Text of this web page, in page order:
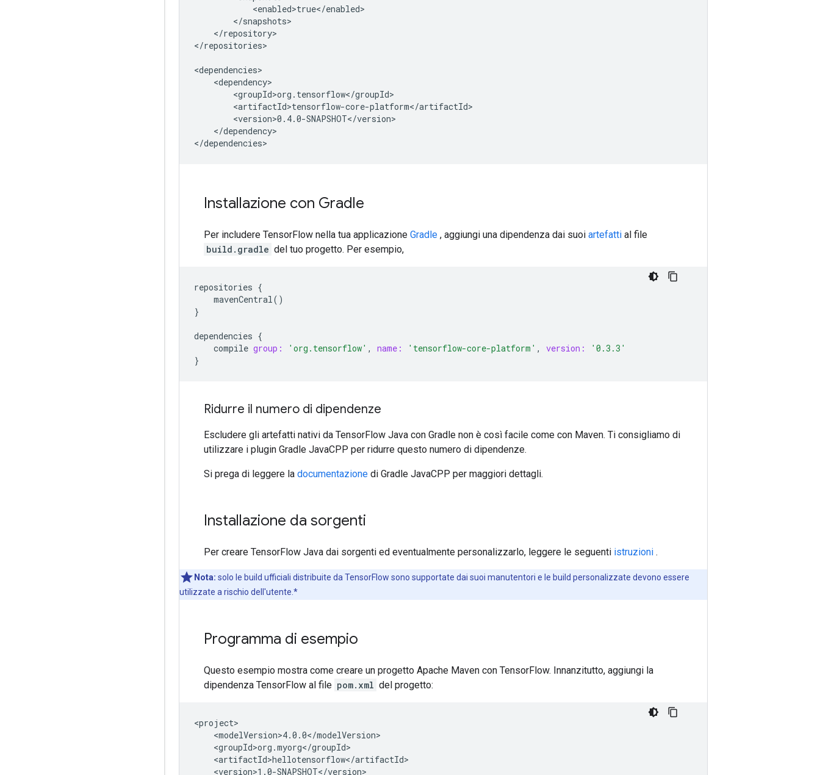
</repository>
</repositories>
</dependency>
Installazione con Gradle
Per includere TensorFlow nella tua applicazione Gradle , aggiungi una dipendenza dai suoi artefatti al file
build.gradle del tuo progetto. Per esempio,
repositories {
mavenCentral()
}
dependencies {
compile group: 'org.tensorflow' , name: 'tensorflow-core-platform' , version:
'0.3.3'
}
Ridurre il numero di dipendenze
Escludere gli artefatti nativi da TensorFlow Java con Gradle non è così facile come con Maven. Ti consigliamo di
utilizzare i plugin Gradle JavaCPP per ridurre questo numero di dipendenze.
Si prega di leggere la documentazione di Gradle JavaCPP per maggiori dettagli.
Installazione da sorgenti
Per creare TensorFlow Java dai sorgenti ed eventualmente personalizzarlo, leggere le seguenti istruzioni .
Nota: solo le build ufficiali distribuite da TensorFlow sono supportate dai suoi manutentori e le build personalizzate devono essere
utilizzate a rischio dell'utente.*
Programma di esempio
Questo esempio mostra come creare un progetto Apache Maven con TensorFlow. Innanzitutto, aggiungi la
dipendenza TensorFlow al file pom.xml del progetto:
<version>1.0-SNAPSHOT</version>